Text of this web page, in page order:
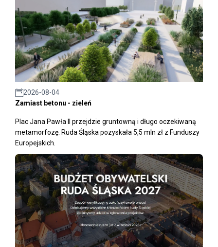
2026-08-04
Zamiast betonu - zieleń
Plac Jana Pawła II przejdzie gruntowną i długo oczekiwaną
metamorfozę. Ruda Śląska pozyskała 5,5 mln zł z Funduszy
Europejskich.